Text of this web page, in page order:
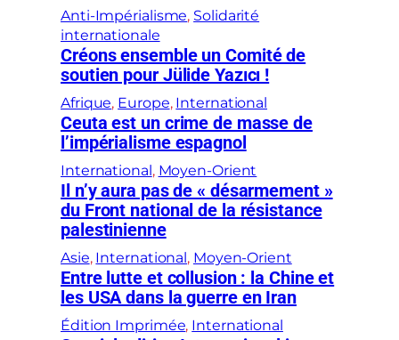
Anti-Impérialisme, Solidarité
internationale
Créons ensemble un Comité de
soutien pour Jülide Yazıcı !
Afrique, Europe, International
Ceuta est un crime de masse de
l’impérialisme espagnol
International , Moyen-Orient
Il n’y aura pas de « désarmement »
du Front national de la résistance
palestinienne
Asie, International , Moyen-Orient
Entre lutte et collusion : la Chine et
les USA dans la guerre en Iran
Édition Imprimée, International